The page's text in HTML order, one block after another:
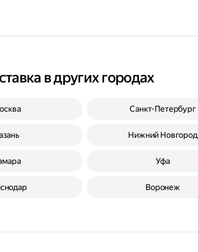
в других городах
Санкт-Петербург
Нижний Новгород
Уфа
Воронеж